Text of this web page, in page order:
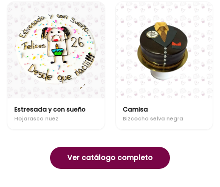
Estresada y con sueño
Hojarasca nuez
Camisa
Bizcocho selva negra
Ver catálogo completo